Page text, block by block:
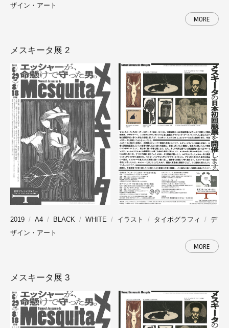
ザイン・アート
MORE
メスキータ展 2
2019 A4 BLACK WHITE イラスト タイポグラフィ
デ
ザイン・アート
MORE
メスキータ展 3